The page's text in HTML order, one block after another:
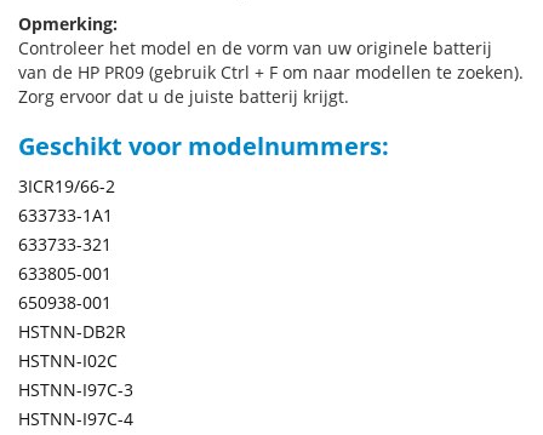
Opmerking:
Controleer het model en de vorm van uw originele batterij
van de HP PR09 (gebruik Ctrl + F om naar modellen te zoeken).
Zorg ervoor dat u de juiste batterij krijgt.
Geschikt voor modelnummers:
3ICR19/66-2
633733-1A1
633733-321
633805-001
650938-001
HSTNN-DB2R
HSTNN-I02C
HSTNN-I97C-3
HSTNN-I97C-4